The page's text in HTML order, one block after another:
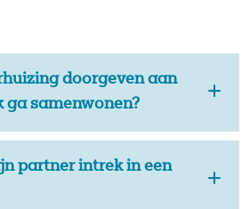
doorgeven aan
ga samenwonen?
partner intrek in een